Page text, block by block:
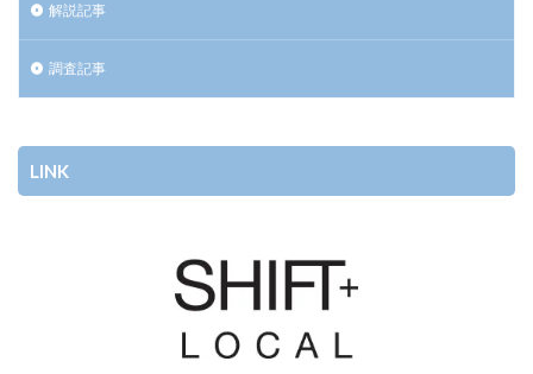
解説記事
調査記事
LINK